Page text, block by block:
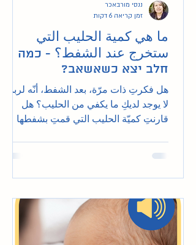
ما هي كمية الحليب التي
ستخرج عند الشفط؟ - כמה
חלב יצא כשאשאב?
هل فكرتِ ذات مرّة، بعد الشفط، أنّه لربما
لا يوجد لديكِ ما يكفي من الحليب؟ هل
قارنتِ كميّة الحليب التي قمتِ بشفطها
ננסי מורבאכר
זמן קריאה 6 דקות